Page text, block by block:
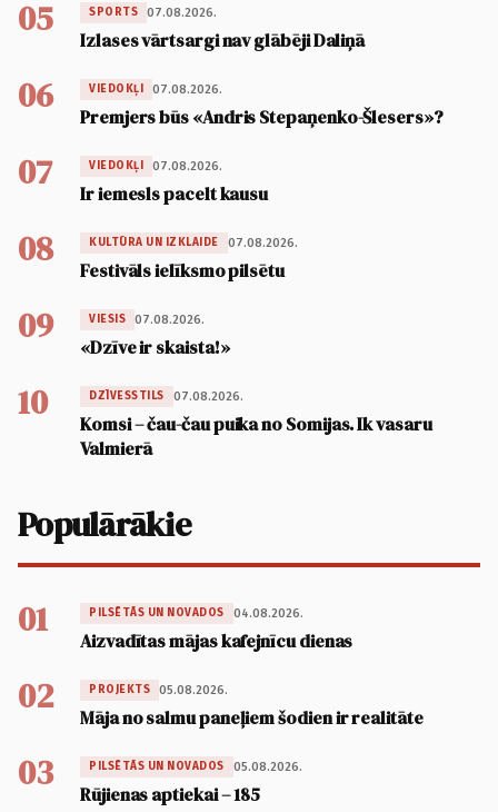
05 SPORTS 07.08.2026.
Izlases vārtsargi nav glābēji Daliņā
06 VIEDOKĻI 07.08.2026.
Premjers būs «Andris Stepaņenko-Šlesers»?
07 VIEDOKĻI 07.08.2026.
Ir iemesls pacelt kausu
08 KULTŪRA UN IZKLAIDE 07.08.2026.
Festivāls ielīksmo pilsētu
09 VIESIS 07.08.2026.
«Dzīve ir skaista!»
10 DZĪVESSTILS 07.08.2026.
Komsi – čau-čau puika no Somijas. Ik vasaru
Valmierā
Populārākie
01 PILSĒTĀS UN NOVADOS 04.08.2026.
Aizvadītas mājas kafejnīcu dienas
02 PROJEKTS 05.08.2026.
Māja no salmu paneļiem šodien ir realitāte
03 PILSĒTĀS UN NOVADOS 05.08.2026.
Rūjienas aptiekai – 185